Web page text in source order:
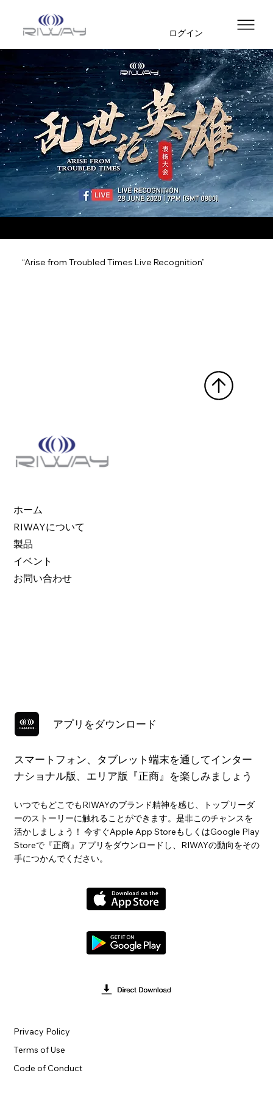
ログイン
“Arise from Troubled Times Live Recognition”
ホーム
RIWAYについて
製品
イベント
お問い合わせ
アプリをダウンロード
スマートフォン、タブレット端末を通してインター
ナショナル版、エリア版『正商』を楽しみましょう
いつでもどこでもRIWAYのブランド精神を感じ、トップリーダ
ーのストーリーに触れることができます。是非このチャンスを
活かしましょう！ 今すぐApple App StoreもしくはGoogle Play
Storeで『正商』アプリをダウンロードし、RIWAYの動向をその
手につかんでください。
Terms of Use
Privacy Policy
Code of Conduct